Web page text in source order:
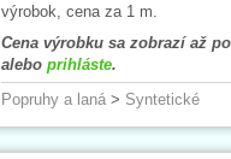
výrobok, cena za 1 m.
Cena výrobku sa zobrazí až
alebo prihláste.
Popruhy a laná> Syntetické